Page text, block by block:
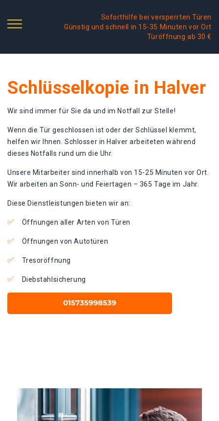
Soforthilfe bei versperrten Türen
Günstig und schnell in 15-35 Minuten vor Ort
Türöffnung ab 30 €
Schlüsselkopie in Halver
Wir sind immer für Sie da und im Notfall zur Stelle!
Wenn die Tür geschlossen ist oder der Schlüssel klemmt,
helfen wir Ihnen. Schlosser in Halver arbeiteten während
dieses Notfalls rund um die Uhr.
Unsere Mitarbeiter sind innerhalb von 15-25 Minuten vor Ort.
Wir arbeiten an Sonn- und Feiertagen – 365 Tage im Jahr.
Diese Dienstleistungen bieten wir an:
Öffnungen aller Arten von Türen
Öffnungen von Autotüren
Tresoröffnung
Diebstahlsicherung